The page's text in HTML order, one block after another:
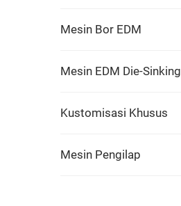
Mesin Bor EDM
Mesin EDM Die-Sinking
Kustomisasi Khusus
Mesin Pengilap